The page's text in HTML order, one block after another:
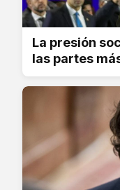
La presión
las partes